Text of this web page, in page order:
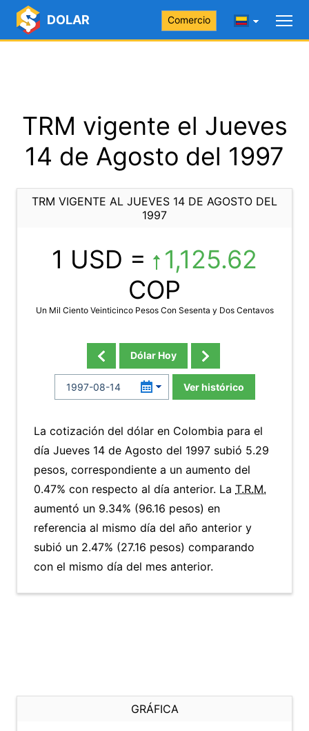
DOLAR Comercio
TRM vigente el Jueves
14 de Agosto del 1997
TRM VIGENTE AL JUEVES 14 DE AGOSTO DEL
1997
1 USD =
1,125.62
COP
Un Mil Ciento Veinticinco Pesos Con Sesenta y Dos Centavos
Dólar Hoy
Ver histórico
La cotización del dólar en Colombia para el
día Jueves 14 de Agosto del 1997 subió 5.29
pesos, correspondiente a un aumento del
0.47% con respecto al día anterior. La T.R.M.
aumentó un 9.34% (96.16 pesos) en
referencia al mismo día del año anterior y
subió un 2.47% (27.16 pesos) comparando
con el mismo día del mes anterior.
GRÁFICA